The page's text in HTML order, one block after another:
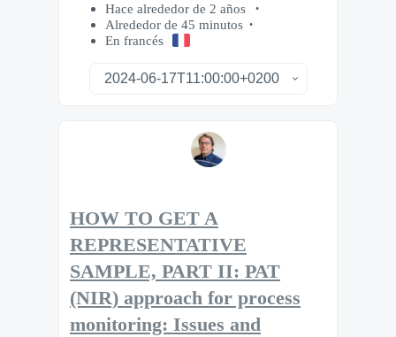
Hace alrededor de 2 años
Alrededor de 45 minutos
En francés
HOW TO GET A
REPRESENTATIVE
SAMPLE, PART II: PAT
(NIR) approach for process
monitoring: Issues and